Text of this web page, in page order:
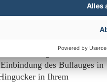
schmutz- und
einem Kunststoff, der
farblich gestalten lässt
unterstützt. Die liebevolle
Gestaltung des Seitenteils
des Bullauges in
in Ihrem